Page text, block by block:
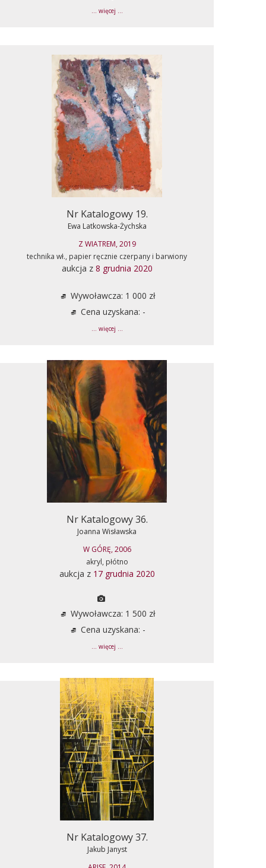
... więcej ...
Nr Katalogowy 19.
Ewa Latkowska-Żychska
Z WIATREM, 2019
technika wł., papier ręcznie czerpany i barwiony
aukcja z 8 grudnia 2020
Wywoławcza: 1 000 zł
Cena uzyskana: -
... więcej ...
Nr Katalogowy 36.
Joanna Wisławska
W GÓRĘ, 2006
akryl, płótno
aukcja z 17 grudnia 2020
Wywoławcza: 1 500 zł
Cena uzyskana: -
... więcej ...
Nr Katalogowy 37.
Jakub Janyst